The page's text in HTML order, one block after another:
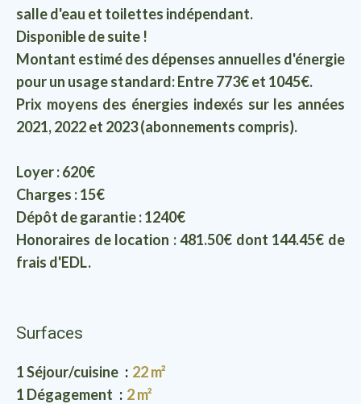
salle d'eau et toilettes indépendant.
Disponible de suite !
Montant estimé des dépenses annuelles d'énergie
pour un usage standard: Entre 773€ et 1045€.
Prix moyens des énergies indexés sur les années
2021, 2022 et 2023 (abonnements compris).
Loyer : 620€
Charges : 15€
Dépôt de garantie : 1240€
Honoraires de location : 481.50€ dont 144.45€ de
frais d'EDL.
Surfaces
1 Séjour/cuisine
22 m²
1 Dégagement
2 m²